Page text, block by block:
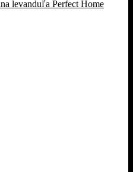
levanduľa Perfect Home